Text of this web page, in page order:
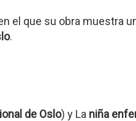
el que su obra muestra
.
de Oslo) y La niña